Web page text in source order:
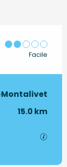
Facile
15.0 km